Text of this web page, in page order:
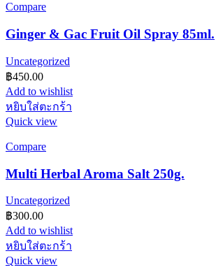
Compare
Ginger & Gac Fruit Oil Spray 85ml.
Uncategorized
฿450.00
Add to wishlist
หยิบใส่ตะกร้า
Quick view
Compare
Multi Herbal Aroma Salt 250g.
Uncategorized
฿300.00
Add to wishlist
หยิบใส่ตะกร้า
Quick view